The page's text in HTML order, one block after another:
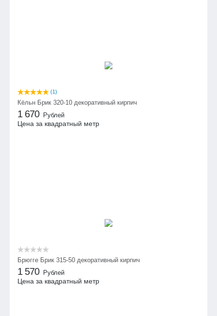
(1)
Кёльн Брик 320-10 декоративный кирпич
1 670 Рублей
Цена за квадратный метр
Брюгге Брик 315-50 декоративный кирпич
1 570 Рублей
Цена за квадратный метр